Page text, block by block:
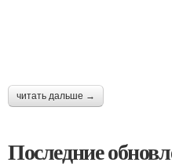
читать дальше →
Последние